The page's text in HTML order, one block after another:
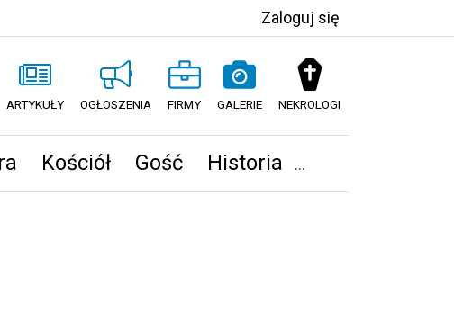
Zaloguj się
ARTYKUŁY OGŁOSZENIA FIRMY GALERIE NEKROLOGI
Kościół Gość Historia